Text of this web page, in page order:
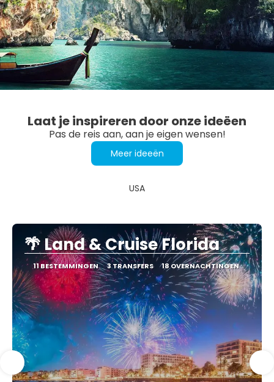
Laat je inspireren door onze ideëen
Pas de reis aan, aan je eigen wensen!
Meer ideeën
USA
🌴 Land & Cruise Florida
11 BESTEMMINGEN 3 TRANSFERS 18 OVERNACHTINGEN